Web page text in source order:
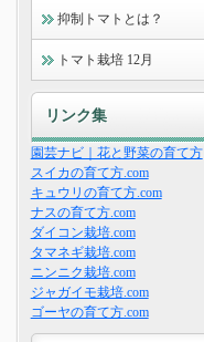
抑制トマトとは？
トマト栽培 12月
リンク集
園芸ナビ｜花と野菜の育て方
スイカの育て方.com
キュウリの育て方.com
ナスの育て方.com
ダイコン栽培.com
タマネギ栽培.com
ニンニク栽培.com
ジャガイモ栽培.com
ゴーヤの育て方.com